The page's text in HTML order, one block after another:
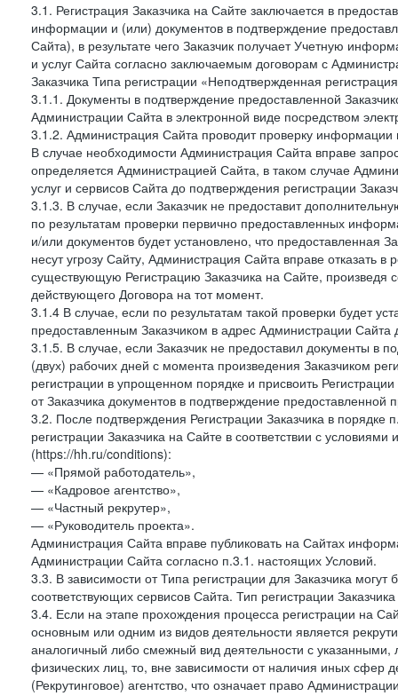
3.1. Регистрация Заказчика на Сайте заключается в
информации и (или) документов в подтверждение
Сайта), в результате чего Заказчик получает Учетную
и услуг Сайта согласно заключаемым договорам с
Заказчика Типа регистрации «Неподтвержденная
3.1.1. Документы в подтверждение предоставленной
Администрации Сайта в электронной виде посредством
3.1.2. Администрация Сайта проводит проверку информации
В случае необходимости Администрация Сайта вправе
определяется Администрацией Сайта, в таком случае
услуг и сервисов Сайта до подтверждения регистрации
3.1.3. В случае, если Заказчик не предоставит
по результатам проверки первично предоставленных
и/или документов будет установлено, что предоставленная
несут угрозу Сайту, Администрация Сайта вправе отказать
существующую Регистрацию Заказчика на Сайте, произведя
действующего Договора на тот момент.
3.1.4 В случае, если по результатам такой проверки будет
предоставленным Заказчиком в адрес Администрации
3.1.5. В случае, если Заказчик не предоставил документы в
(двух) рабочих дней с момента произведения Заказчиком
регистрации в упрощенном порядке и присвоить
от Заказчика документов в подтверждение
3.2. После подтверждения Регистрации Заказчика в
регистрации Заказчика на Сайте в соответствии с
(https://hh.ru/conditions):
— «Прямой работодатель»,
— «Кадровое агентство»,
— «Частный рекрутер»,
— «Руководитель проекта».
Администрация Сайта вправе публиковать на Сайтах
Администрации Сайта согласно п.3.1. настоящих Условий.
3.3. В зависимости от Типа регистрации для Заказчика
соответствующих сервисов Сайта. Тип регистрации
3.4. Если на этапе прохождения процесса регистрации на
основным или одним из видов деятельности является
аналогичный либо смежный вид деятельности с
физических лиц, то, вне зависимости от наличия иных сфер
(Рекрутинговое) агентство, что означает право